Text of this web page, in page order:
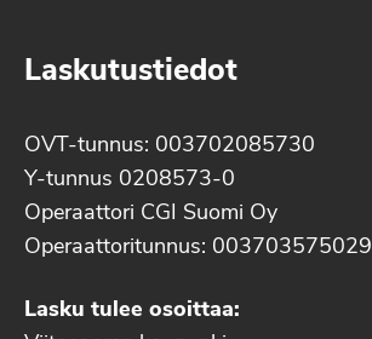
Laskutustiedot
OVT-tunnus: 003702085730
Y-tunnus 0208573-0
Operaattori CGI Suomi Oy
Operaattoritunnus: 003703575029
Lasku tulee osoittaa: